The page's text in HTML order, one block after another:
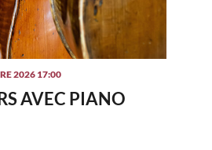
2026 17:00
AVEC PIANO